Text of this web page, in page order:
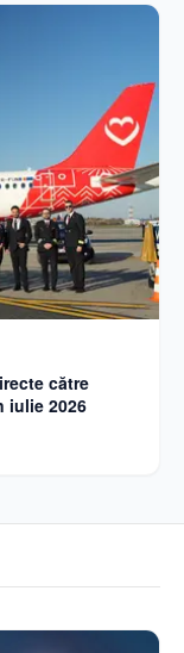
către
iulie 2026